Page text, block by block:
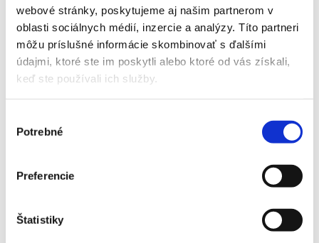
webové stránky, poskytujeme aj našim partnerom v
oblasti sociálnych médií, inzercie a analýzy. Títo partneri
môžu príslušné informácie skombinovať s ďalšími
údajmi, ktoré ste im poskytli alebo ktoré od vás získali,
keď ste používali ich služby.
súhlasu
Potrebné
Preferencie
Štatistiky
Inteligentné odmrazovanie
Odvod kondenzátu na obidve strany
Časovač, autoreštart a autodiagnostika
Chladivo R32 – ekologické chladivo
Montáž obsahuje:
– kompletnú dodávku a kvalitnú inštaláciu klimatizačného
zariadenia a materiálu vrátane elektrického dopojenia na
najbližšiu elektrickú zásuvku – 1x štandardný prieraz do steny
(vrátane vákuovania, tlakovej skúšky, spustenia zariadenia do
manuál v papierovej/elektronickej podobe a vystavenie
montážneho/záručného listu). Samozrejmosťou sú drobné